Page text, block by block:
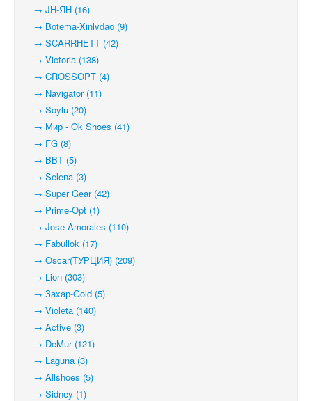
→ JH-ЯН (16)
→ Botema-Xinlvdao (9)
→ SCARRHETT (42)
→ Victoria (138)
→ CROSSOPT (4)
→ Navigator (11)
→ Soylu (20)
→ Мир - Ok Shoes (41)
→ FG (8)
→ BBT (5)
→ Selena (3)
→ Super Gear (42)
→ Prime-Opt (1)
→ Jose-Amorales (110)
→ Fabullok (17)
→ Oscar(ТУРЦИЯ) (209)
→ Lion (303)
→ Захар-Gold (5)
→ Violeta (140)
→ Active (3)
→ DeMur (121)
→ Laguna (3)
→ Allshoes (5)
→ Sidney (1)